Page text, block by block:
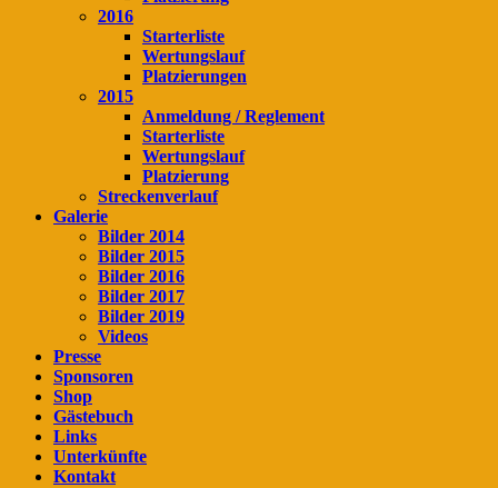
2016
Starterliste
Wertungslauf
Platzierungen
2015
Anmeldung / Reglement
Starterliste
Wertungslauf
Platzierung
Streckenverlauf
Galerie
Bilder 2014
Bilder 2015
Bilder 2016
Bilder 2017
Bilder 2019
Videos
Presse
Sponsoren
Shop
Gästebuch
Links
Unterkünfte
Kontakt